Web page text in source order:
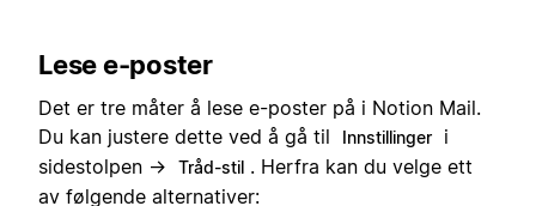
Lese e-poster
Det er tre måter å lese e-poster på i Notion Mail.
Du kan justere dette ved å gå til
Innstillinger
i
sidestolpen →
Tråd-stil . Herfra kan du velge ett
av følgende alternativer: